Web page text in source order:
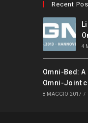
Recent
4
Omni-Bed:
Omni-Joint
8 MAGGIO 2017 /